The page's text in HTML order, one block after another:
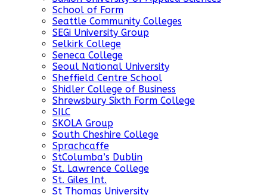
School of Form
Seattle Community Colleges
SEGi University Group
Selkirk College
Seneca College
Seoul National University
Sheffield Centre School
Shidler College of Business
Shrewsbury Sixth Form College
SILC
SKOLA Group
South Cheshire College
Sprachcaffe
StColumba’s Dublin
St. Lawrence College
St. Giles Int.
St Thomas University